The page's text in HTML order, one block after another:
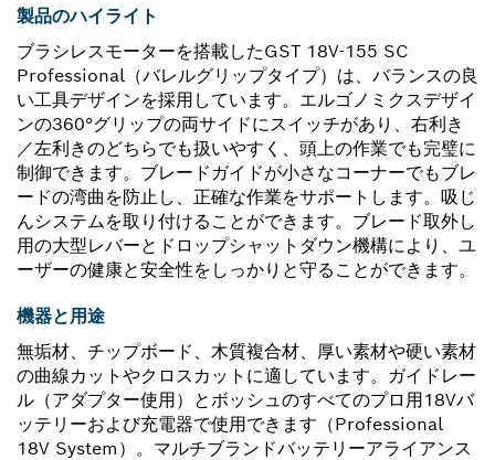
製品のハイライト
ブラシレスモーターを搭載したGST 18V-155 SC
Professional（バレルグリップタイプ）は、バランスの良
い工具デザインを採用しています。エルゴノミクスデザイ
ンの360°グリップの両サイドにスイッチがあり、右利き
／左利きのどちらでも扱いやすく、頭上の作業でも完璧に
制御できます。ブレードガイドが小さなコーナーでもブレ
ードの湾曲を防止し、正確な作業をサポートします。吸じ
んシステムを取り付けることができます。ブレード取外し
用の大型レバーとドロップシャットダウン機構により、ユ
ーザーの健康と安全性をしっかりと守ることができます。
機器と用途
無垢材、チップボード、木質複合材、厚い素材や硬い素材
の曲線カットやクロスカットに適しています。ガイドレー
ル（アダプター使用）とボッシュのすべてのプロ用18Vバ
ッテリーおよび充電器で使用できます（Professional
18V System）。マルチブランドバッテリーアライアンス